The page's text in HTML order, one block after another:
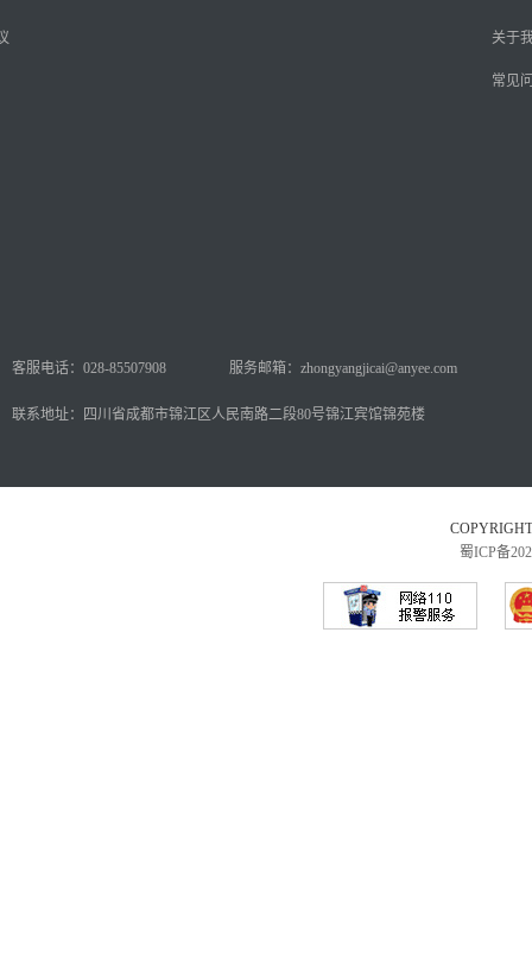
关于
常见
客服电话：028-85507908 服务邮箱：zhongyangjicai@anyee.com
联系地址：四川省成都市锦江区人民南路二段80号锦江宾馆锦苑楼
蜀ICP备